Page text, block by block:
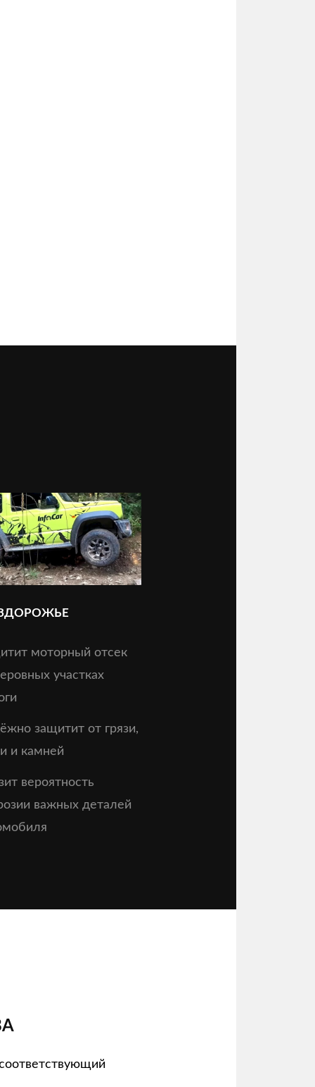
моторный отсек
участках
защитит от грязи,
и камней
вероятность
важных деталей